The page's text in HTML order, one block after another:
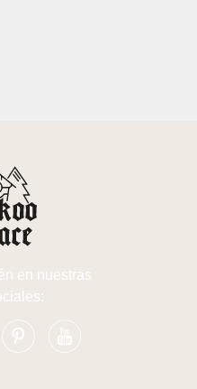
en nuestras